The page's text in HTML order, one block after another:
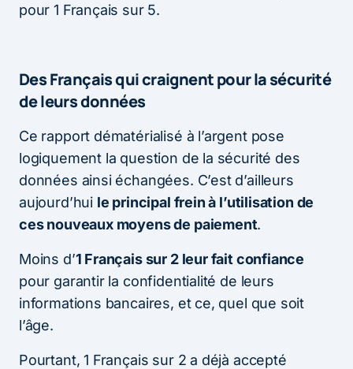
pour 1 Français sur 5.
Des Français qui craignent pour la sécurité
de leurs données
Ce rapport dématérialisé à l’argent pose
logiquement la question de la sécurité des
données ainsi échangées. C’est d’ailleurs
aujourd’hui le principal frein à l’utilisation de
ces nouveaux moyens de paiement.
Moins d’1 Français sur 2 leur fait confiance
pour garantir la confidentialité de leurs
informations bancaires, et ce, quel que soit
l’âge.
Pourtant, 1 Français sur 2 a déjà accepté